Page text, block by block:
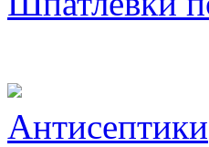
Антисептики